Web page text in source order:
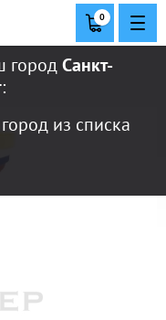
городСанкт-
:
из списка
0